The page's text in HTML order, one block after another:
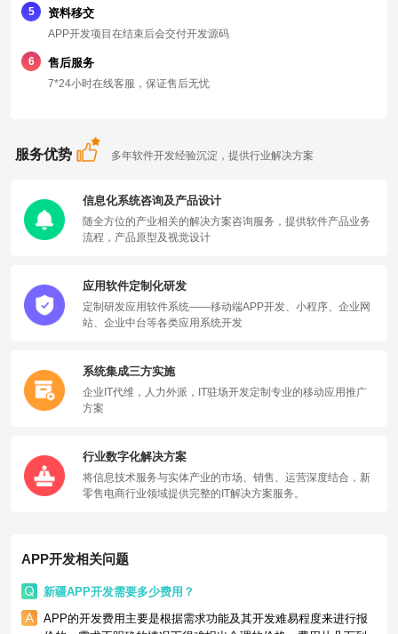
资料移交
5
APP开发项目在结束后会交付开发源码
售后服务
6
7*24小时在线客服，保证售后无忧
服务优势 多年软件开发经验沉淀，提供行业解决方案
信息化系统咨询及产品设计
随全方位的产业相关的解决方案咨询服务，提供软件产品业务
流程，产品原型及视觉设计
应用软件定制化研发
定制研发应用软件系统——移动端APP开发、小程序、企业网
站、企业中台等各类应用系统开发
系统集成三方实施
企业IT代维，人力外派，IT驻场开发定制专业的移动应用推广
方案
行业数字化解决方案
将信息技术服务与实体产业的市场、销售、运营深度结合，新
零售电商行业领域提供完整的IT解决方案服务。
APP开发相关问题
新疆APP开发需要多少费用？
APP的开发费用主要是根据需求功能及其开发难易程度来进行报